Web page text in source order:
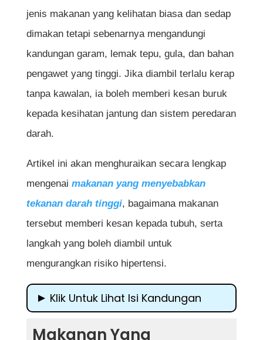
jenis makanan yang kelihatan biasa dan sedap
dimakan tetapi sebenarnya mengandungi
kandungan garam, lemak tepu, gula, dan bahan
pengawet yang tinggi. Jika diambil terlalu kerap
tanpa kawalan, ia boleh memberi kesan buruk
kepada kesihatan jantung dan sistem peredaran
darah.
Artikel ini akan menghuraikan secara lengkap
mengenai makanan yang menyebabkan
tekanan darah tinggi, bagaimana makanan
tersebut memberi kesan kepada tubuh, serta
langkah yang boleh diambil untuk
mengurangkan risiko hipertensi.
Klik Untuk Lihat Isi Kandungan
Makanan Yang